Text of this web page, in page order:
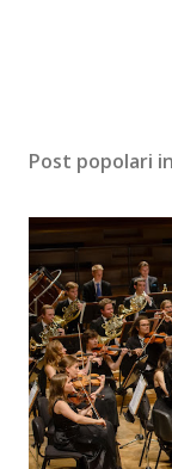
Post popolari